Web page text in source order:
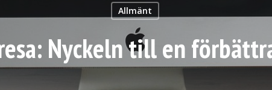
Allmänt
Nyckeln till en